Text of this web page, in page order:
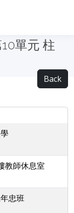
單元 柱
Back
教師休息室
忠班